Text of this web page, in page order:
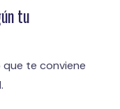
tu
que te conviene